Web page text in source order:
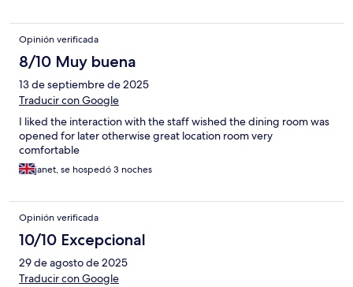
Opinión verificada
8/10 Muy buena
13 de septiembre de 2025
Traducir con Google
I liked the interaction with the staff wished the dining room was
opened for later otherwise great location room very
comfortable
janet, se hospedó 3 noches
Opinión verificada
10/10 Excepcional
29 de agosto de 2025
Traducir con Google